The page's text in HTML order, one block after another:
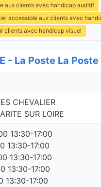
aux clients avec handicap auditif
accessible aux clients avec
clients avec handicap visuel
- La Poste La Poste
CHEVALIER
SUR LOIRE
13:30-17:00
13:30-17:00
13:30-17:00
13:30-17:00
13:30-17:00